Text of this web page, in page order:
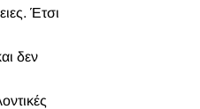
Έτσι
δεν